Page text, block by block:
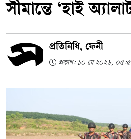
সীমান্তে ‘হাই
প্রতিনিধি, ফেনী
প্রকাশ: ১০ মে ২০২৬,